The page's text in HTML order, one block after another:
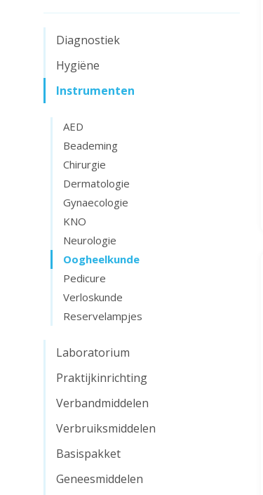
Diagnostiek
Hygiëne
Instrumenten
AED
Beademing
Chirurgie
Dermatologie
Gynaecologie
KNO
Neurologie
Oogheelkunde
Pedicure
Verloskunde
Reservelampjes
Laboratorium
Praktijkinrichting
Verbandmiddelen
Verbruiksmiddelen
Basispakket
Geneesmiddelen